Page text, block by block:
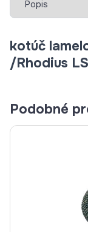
kotúč
/Rhodius
Podobné